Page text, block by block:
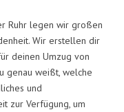
Ruhr legen wir großen
Wir erstellen dir
deinen Umzug von
genau weißt, welche
und
zur Verfügung, um